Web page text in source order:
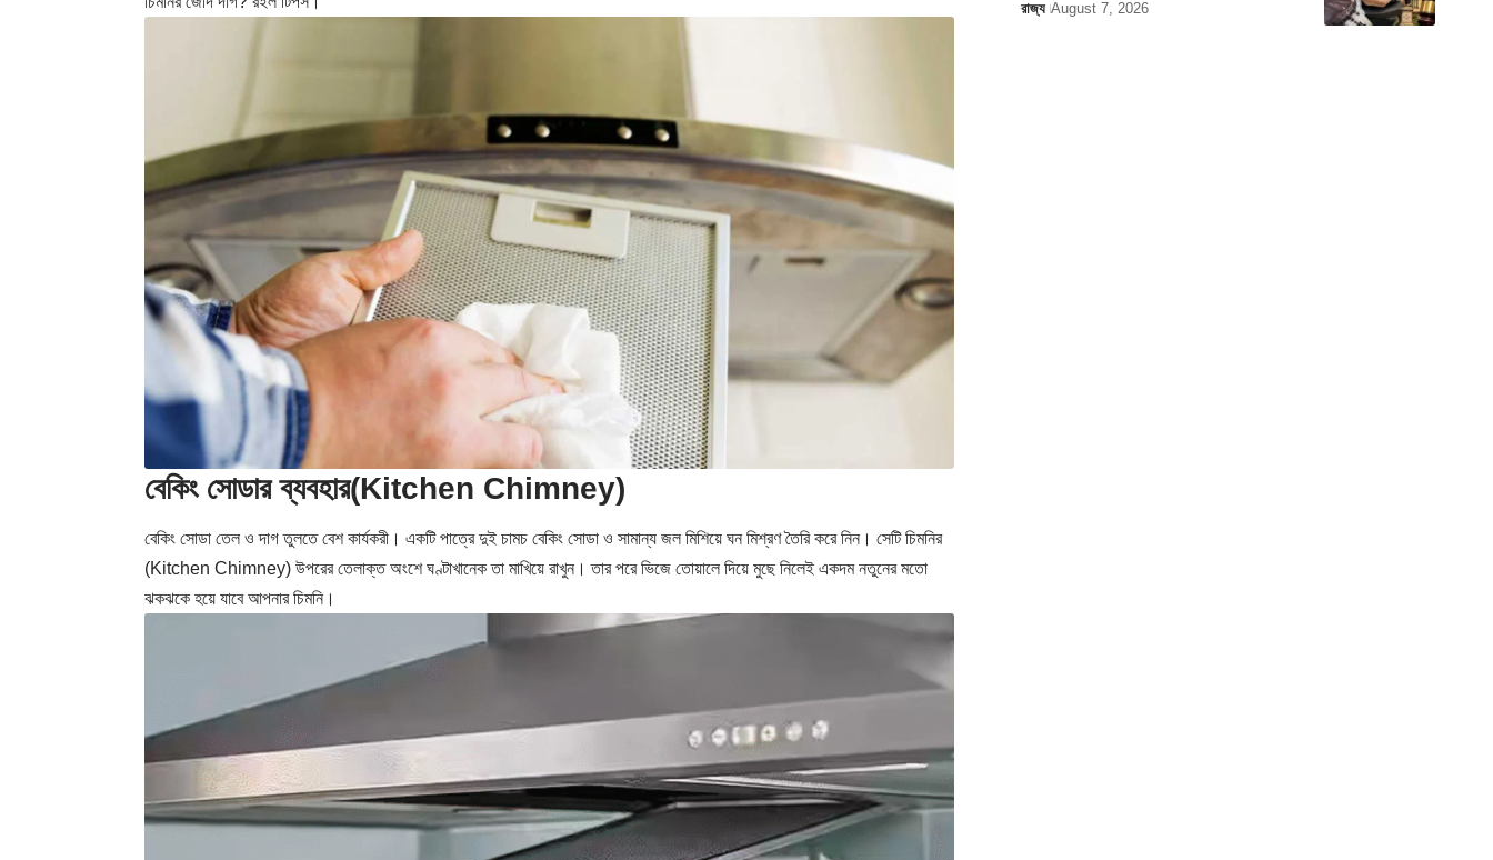
বেকিং সোডার ব্যবহার(Kitchen Chimney)
বেকিং সোডা তেল ও দাগ তুলতে বেশ কার্যকরী। একটি পাত্রে দুই চামচ বেকিং সোডা ও সামান্য জল মিশিয়ে ঘন মিশ্রণ তৈরি করে নিন। সেটি চিমনির
(Kitchen Chimney) উপরের তেলাক্ত অংশে ঘণ্টাখানেক তা মাখিয়ে রাখুন। তার পরে ভিজে তোয়ালে দিয়ে মুছে নিলেই একদম নতুনের মতো
ঝকঝকে হয়ে যাবে আপনার চিমনি।
রাজ্য August 7, 2026